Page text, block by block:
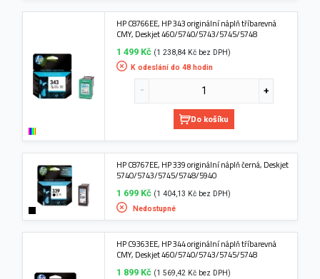
HP C8766EE, HP 343 originální náplň tříbarevná
CMY, Deskjet 460/5740/5743/5745/5748
1 499 Kč (1 238,84 Kč bez DPH)
K odeslání do 48 hodin
Do košíku
HP C8767EE, HP 339 originální náplň černá, Deskjet
5740/5743/5745/5748/5940
1 699 Kč (1 404,13 Kč bez DPH)
Nedostupné
HP C9363EE, HP 344 originální náplň tříbarevná
CMY, Deskjet 460/5740/5743/5745/5748
1 899 Kč (1 569,42 Kč bez DPH)